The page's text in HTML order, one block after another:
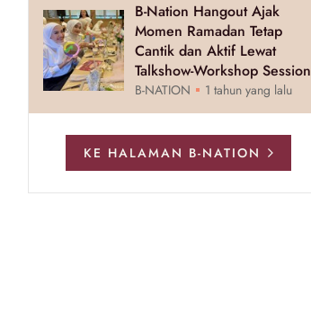
B-Nation Hangout Ajak
Momen Ramadan Tetap
Cantik dan Aktif Lewat
Talkshow-Workshop Session
B-NATION 1 tahun yang lalu
KE HALAMAN B-NATION